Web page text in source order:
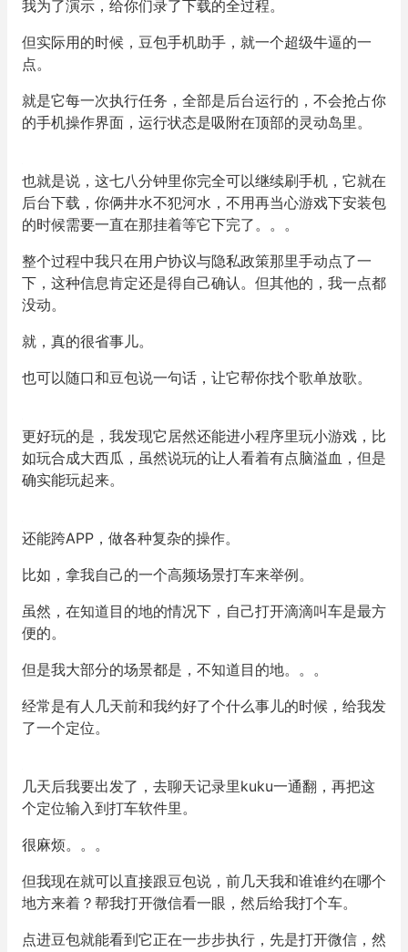
我为了演示，给你们录了下载的全过程。
但实际用的时候，豆包手机助手，就一个超级牛逼的一
点。
就是它每一次执行任务，全部是后台运行的，不会抢占你
的手机操作界面，运行状态是吸附在顶部的灵动岛里。
也就是说，这七八分钟里你完全可以继续刷手机，它就在
后台下载，你俩井水不犯河水，不用再当心游戏下安装包
的时候需要一直在那挂着等它下完了。。。
整个过程中我只在用户协议与隐私政策那里手动点了一
下，这种信息肯定还是得自己确认。但其他的，我一点都
没动。
就，真的很省事儿。
也可以随口和豆包说一句话，让它帮你找个歌单放歌。
更好玩的是，我发现它居然还能进小程序里玩小游戏，比
如玩合成大西瓜，虽然说玩的让人看着有点脑溢血，但是
确实能玩起来。
还能跨APP，做各种复杂的操作。
比如，拿我自己的一个高频场景打车来举例。
虽然，在知道目的地的情况下，自己打开滴滴叫车是最方
便的。
但是我大部分的场景都是，不知道目的地。。。
经常是有人几天前和我约好了个什么事儿的时候，给我发
了一个定位。
几天后我要出发了，去聊天记录里kuku一通翻，再把这
个定位输入到打车软件里。
很麻烦。。。
但我现在就可以直接跟豆包说，前几天我和谁谁约在哪个
地方来着？帮我打开微信看一眼，然后给我打个车。
点进豆包就能看到它正在一步步执行，先是打开微信，然